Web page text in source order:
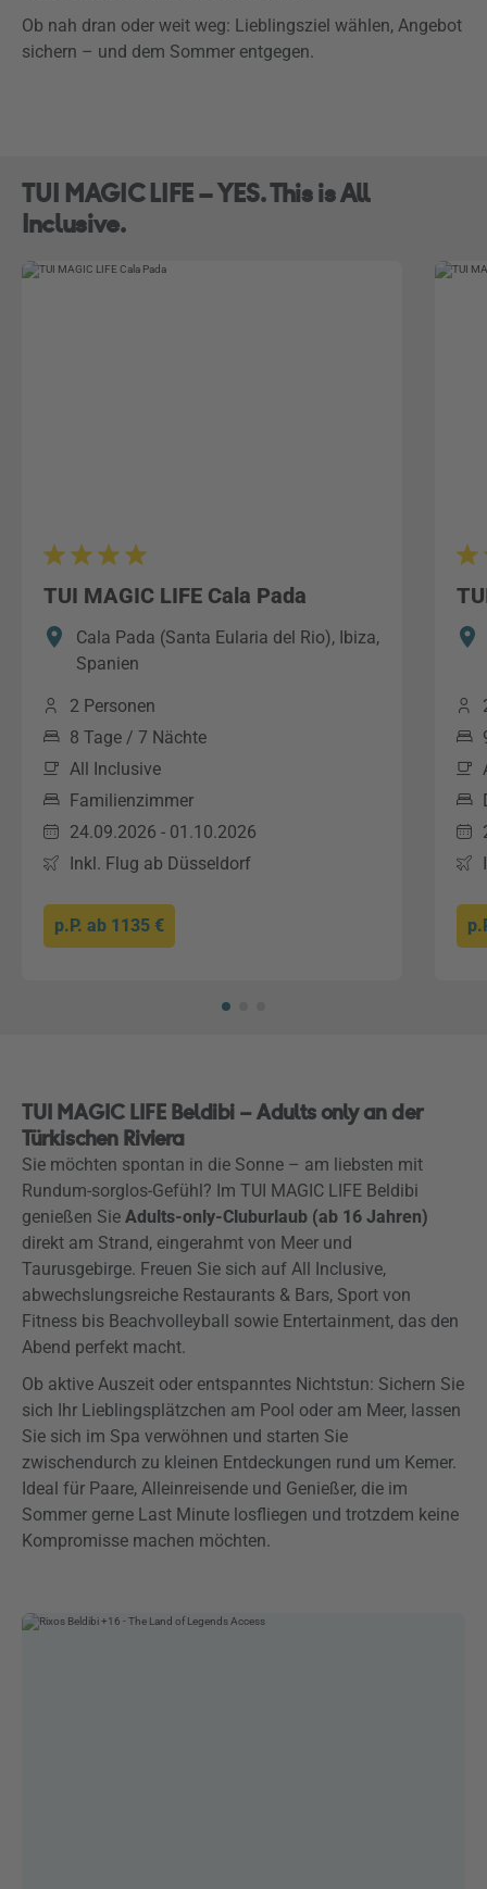
Ob nah dran oder weit weg: Lieblingsziel wählen, Angebot
sichern – und dem Sommer entgegen.
TUI MAGIC LIFE – YES. This is All
Inclusive.
TUI MAGIC LIFE Cala Pada
Cala Pada (Santa Eularia del Rio), Ibiza,
Spanien
2 Personen
8 Tage / 7 Nächte
All Inclusive
Familienzimmer
24.09.2026 - 01.10.2026
Inkl. Flug ab Düsseldorf
p.P. ab 1135 €
TUI MAGIC LIFE Beldibi – Adults only an der
Türkischen Riviera
Sie möchten spontan in die Sonne – am liebsten mit
Rundum-sorglos-Gefühl? Im TUI MAGIC LIFE Beldibi
genießen Sie Adults-only-Cluburlaub (ab 16 Jahren)
direkt am Strand, eingerahmt von Meer und
Taurusgebirge. Freuen Sie sich auf All Inclusive,
abwechslungsreiche Restaurants & Bars, Sport von
Fitness bis Beachvolleyball sowie Entertainment, das den
Abend perfekt macht.
Ob aktive Auszeit oder entspanntes Nichtstun: Sichern Sie
sich Ihr Lieblingsplätzchen am Pool oder am Meer, lassen
Sie sich im Spa verwöhnen und starten Sie
zwischendurch zu kleinen Entdeckungen rund um Kemer.
Ideal für Paare, Alleinreisende und Genießer, die im
Sommer gerne Last Minute losfliegen und trotzdem keine
Kompromisse machen möchten.